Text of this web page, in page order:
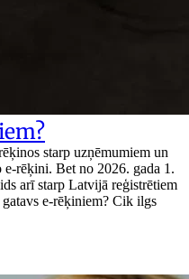
starp uzņēmumiem un
rēķini. Bet no 2026. gada 1.
arī starp Latvijā reģistrētiem
e-rēķiniem? Cik ilgs